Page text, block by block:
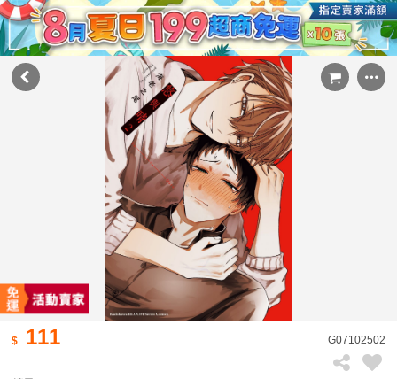
111 G07102502